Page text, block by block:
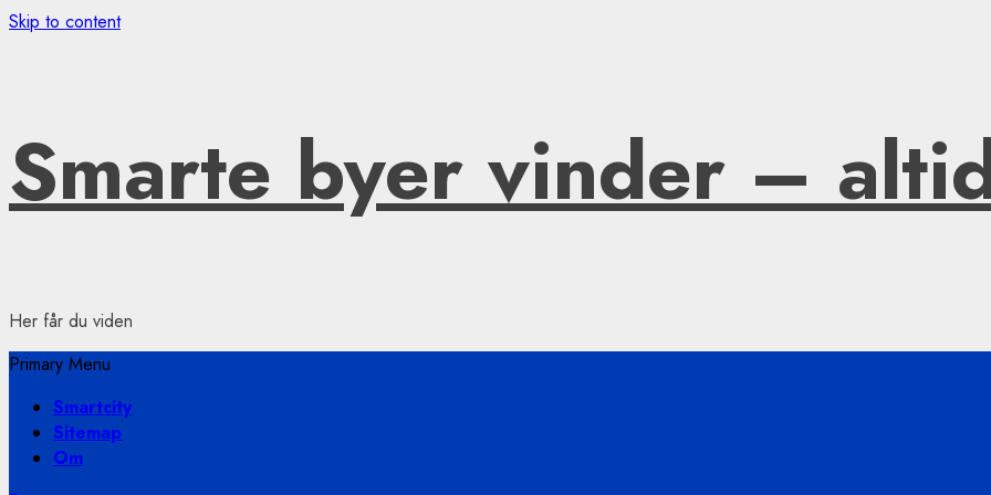
Skip to content
Smarte byer vinder –
Her får du viden
Primary Menu
Smartcity
Sitemap
Om